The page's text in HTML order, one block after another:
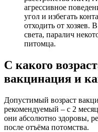
агрессивное
угол и избегать
отходить от хозяев.
света, паралич
питомца.
С какого
вакцинация и
Допустимый возраст
рекомендуемый – с 2
они абсолютно здоровы,
после отъёма потомства.